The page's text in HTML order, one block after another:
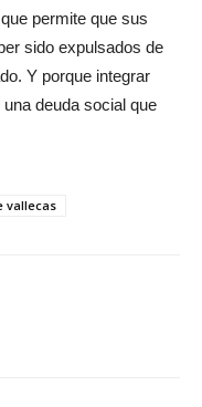
permite que sus
sido expulsados de
Y porque integrar
deuda social que
vallecas